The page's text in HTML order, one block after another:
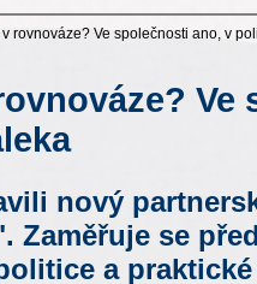
v rovnováze? Ve společnosti ano, v
Ve
nový
Zaměřuje se
a